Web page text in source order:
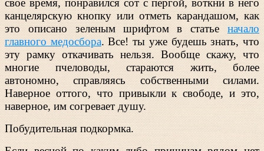
свое время, понравился сот с пергой, воткни в него
канцелярскую кнопку или отметь карандашом, как
это описано зеленым шрифтом в статье начало
главного медосбора. Все! ты уже будешь знать, что
эту рамку откачивать нельзя. Вообще скажу, что
многие пчеловоды, стараются жить, более
автономно, справляясь собственными силами.
Наверное оттого, что привыкли к свободе, и это,
наверное, им согревает душу.
Побудительная подкормка.